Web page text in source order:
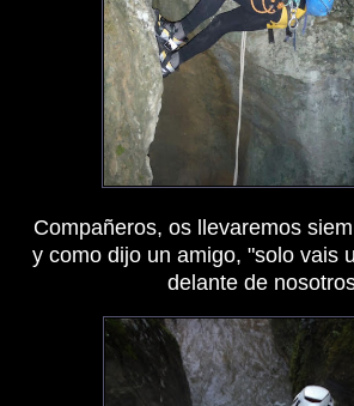
Compañeros, os llevaremos
y como dijo un amigo, "solo vais
delante de